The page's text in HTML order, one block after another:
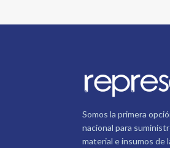
Somos la primera
nacional para
material e insumos de